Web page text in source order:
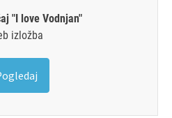
"I love Vodnjan"
izložba